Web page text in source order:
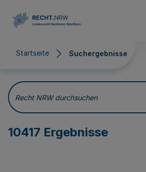
Startseite Suchergebnisse
Suchergebnisse
Recht NRW durchsuchen
10417 Ergebnisse